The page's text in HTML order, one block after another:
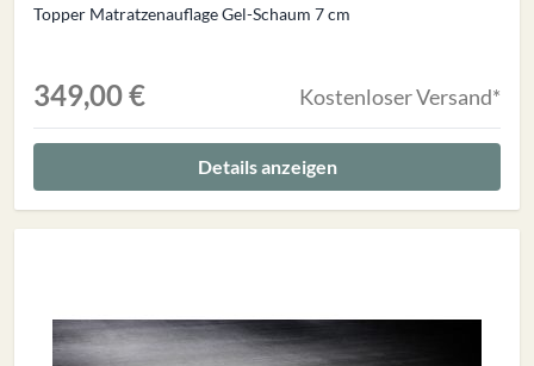
Topper Matratzenauflage Gel-Schaum 7 cm
349,00 € Kostenloser Versand*
Details anzeigen